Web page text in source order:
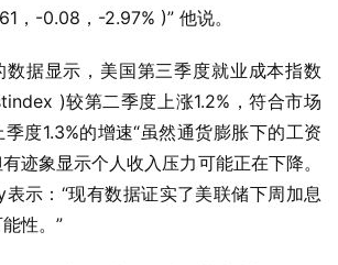
，-0.08，-2.97% )” 他说。
数据显示，美国第三季度就业成本指数
)较第二季度上涨1.2%，符合市场
度1.3%的增速“虽然通货膨胀下的工资
迹象显示个人收入压力可能正在下降。
示：“现有数据证实了美联储下周加息
性。”